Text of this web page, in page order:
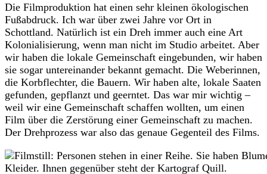
Die Filmproduktion hat einen sehr kleinen ökologischen
Fußabdruck. Ich war über zwei Jahre vor Ort in
Schottland. Natürlich ist ein Dreh immer auch eine Art
Kolonialisierung, wenn man nicht im Studio arbeitet. Aber
wir haben die lokale Gemeinschaft eingebunden, wir haben
sie sogar untereinander bekannt gemacht. Die Weberinnen,
die Korbflechter, die Bauern. Wir haben alte, lokale Saaten
gefunden, gepflanzt und geerntet. Das war mir wichtig –
weil wir eine Gemeinschaft schaffen wollten, um einen
Film über die Zerstörung einer Gemeinschaft zu machen.
Der Drehprozess war also das genaue Gegenteil des Films.